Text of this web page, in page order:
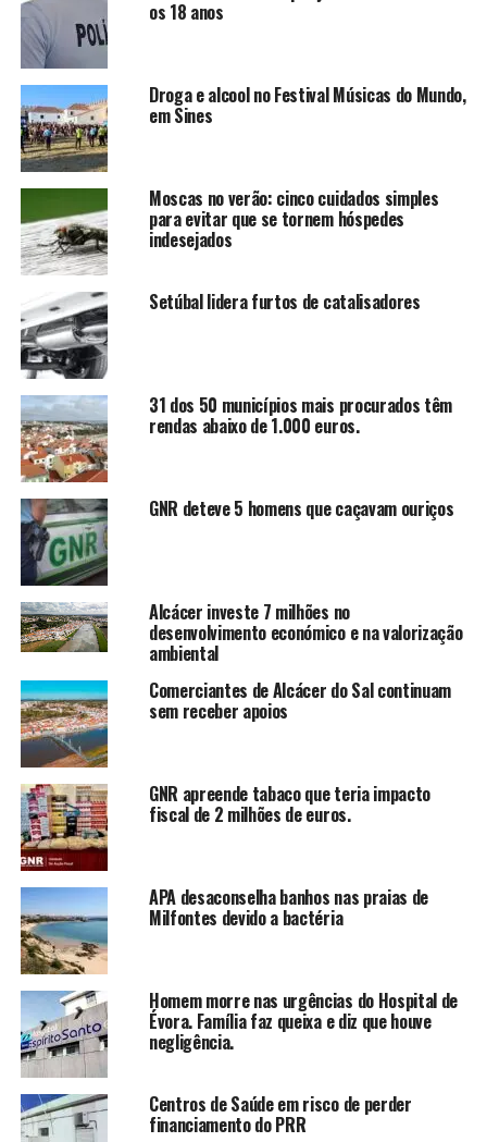
os 18 anos
Droga e alcool no Festival Músicas do Mundo,
em Sines
Moscas no verão: cinco cuidados simples
para evitar que se tornem hóspedes
indesejados
Setúbal lidera furtos de catalisadores
31 dos 50 municípios mais procurados têm
rendas abaixo de 1.000 euros.
GNR deteve 5 homens que caçavam ouriços
Alcácer investe 7 milhões no
desenvolvimento económico e na valorização
ambiental
Comerciantes de Alcácer do Sal continuam
sem receber apoios
GNR apreende tabaco que teria impacto
fiscal de 2 milhões de euros.
APA desaconselha banhos nas praias de
Milfontes devido a bactéria
Homem morre nas urgências do Hospital de
Évora. Família faz queixa e diz que houve
negligência.
Centros de Saúde em risco de perder
financiamento do PRR